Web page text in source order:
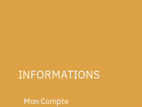
INFORMATIONS
Mon Compte